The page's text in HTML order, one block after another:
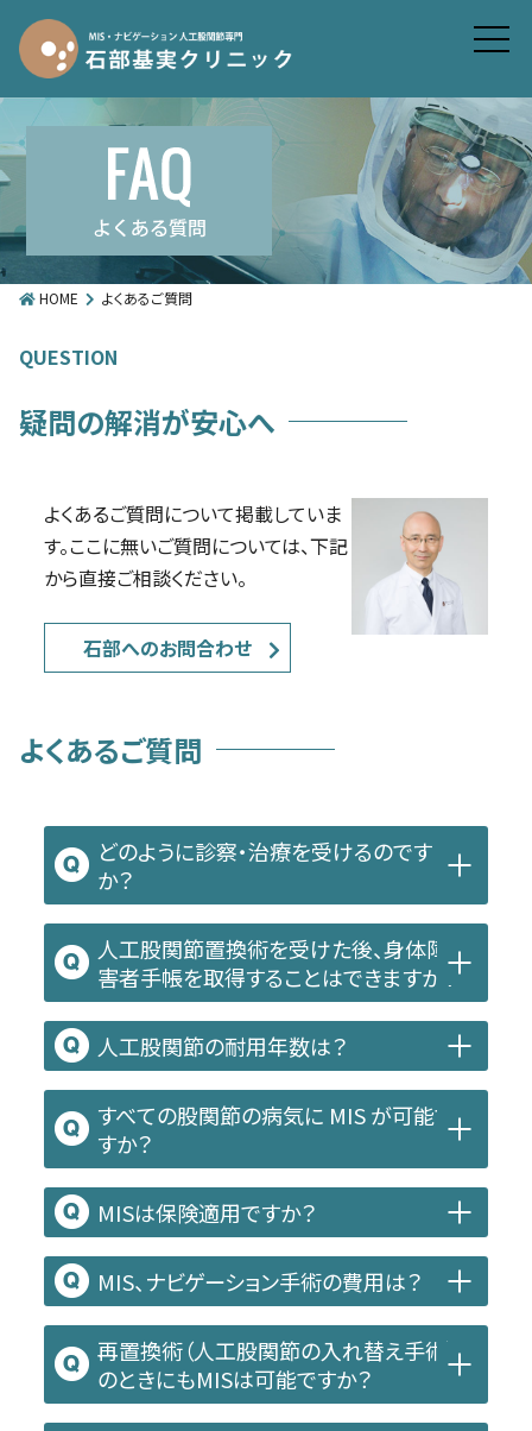
HOME よくあるご質問
QUESTION
疑問の解消が安心へ
よくあるご質問について掲載していま
す。ここに無いご質問については、下記
から直接ご相談ください。
石部へのお問合わせ
よくあるご質問
どのように診察・治療を受けるのです
か？
人工股関節置換術を受けた後、身体障
害者手帳を取得することはできますか？
人工股関節の耐用年数は？
すべての股関節の病気に MIS が可能で
すか？
MISは保険適用ですか？
MIS、ナビゲーション手術の費用は？
再置換術（人工股関節の入れ替え手術）
のときにもMISは可能ですか？